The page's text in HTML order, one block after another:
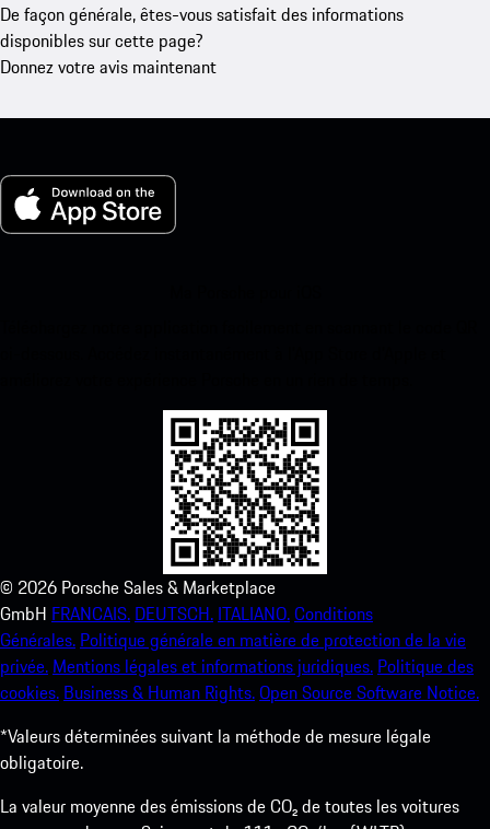
De façon générale, êtes-vous satisfait des informations
disponibles sur cette page?
Donnez votre avis maintenant
© 2026 Porsche Sales & Marketplace
GmbH FRANCAIS. DEUTSCH. ITALIANO.Conditions
Générales. Politique générale en matière de protection de la vie
privée. Mentions légales et informations juridiques. Politique des
cookies. Business & Human Rights.Open Source Software Notice.
*Valeurs déterminées suivant la méthode de mesure légale
obligatoire.
La valeur moyenne des émissions de CO₂ de toutes les voitures